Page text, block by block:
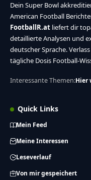
Dein Super Bowl
American Football
FootballR.at liefert dir
detaillierte Analysen und
deutscher Sprache.
tägliche Dosis Football-
Interessante Themen:Hier
Quick Links
Mein Feed
Meine Interessen
Leseverlauf
Von mir gespeichert